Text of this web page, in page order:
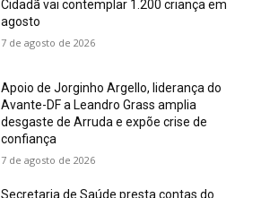
Cidadã vai contemplar 1.200 criança em
agosto
7 de agosto de 2026
Apoio de Jorginho Argello, liderança do
Avante-DF a Leandro Grass amplia
desgaste de Arruda e expõe crise de
confiança
7 de agosto de 2026
Secretaria de Saúde presta contas do